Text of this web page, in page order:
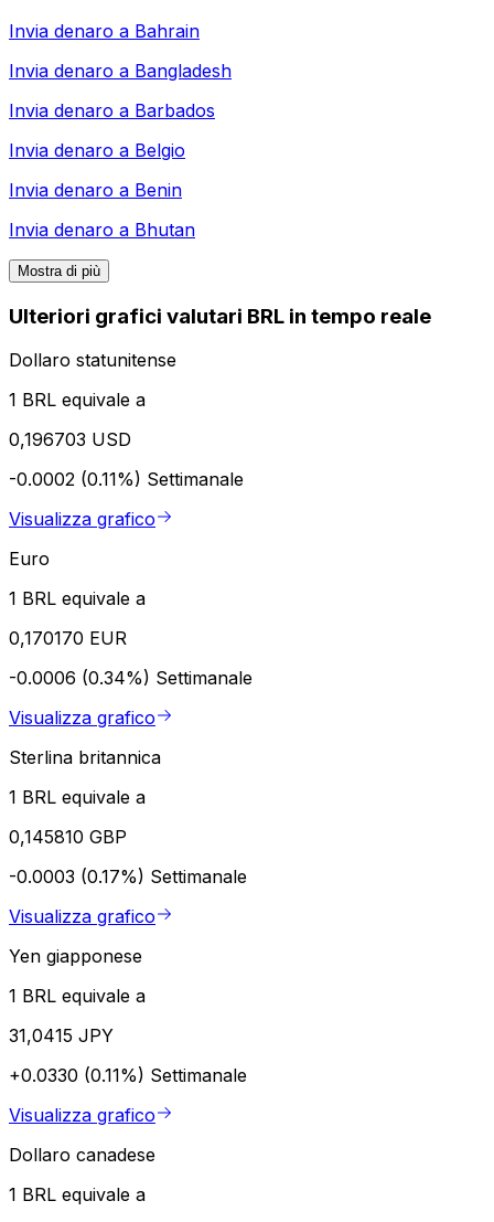
Invia denaro a Bahrain
Invia denaro a Bangladesh
Invia denaro a Barbados
Invia denaro a Belgio
Invia denaro a Benin
Invia denaro a Bhutan
Mostra di più
Ulteriori grafici valutari BRL in tempo reale
Dollaro statunitense
1 BRL equivale a
0,196703 USD
-0.0002 (0.11%) Settimanale
Visualizza grafico
Euro
1 BRL equivale a
0,170170 EUR
-0.0006 (0.34%) Settimanale
Visualizza grafico
Sterlina britannica
1 BRL equivale a
0,145810 GBP
-0.0003 (0.17%) Settimanale
Visualizza grafico
Yen giapponese
1 BRL equivale a
31,0415 JPY
+0.0330 (0.11%) Settimanale
Visualizza grafico
Dollaro canadese
1 BRL equivale a